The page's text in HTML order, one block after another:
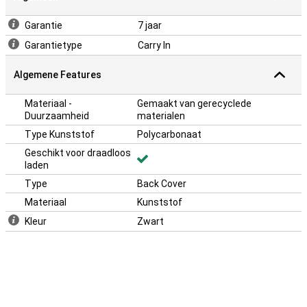
Garantie
7 jaar
Garantietype
Carry In
Algemene Features
Materiaal -
Duurzaamheid
Gemaakt van gerecyclede
materialen
Type Kunststof
Polycarbonaat
Geschikt voor draadloos
laden
Type
Back Cover
Materiaal
Kunststof
Kleur
Zwart